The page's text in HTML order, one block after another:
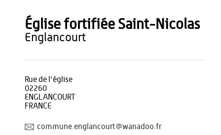
OT du Pays de Thiérache
Église fortifiée Saint-Nicolas
englancourt
Rue de l'église
02260
ENGLANCOURT
FRANCE
commune.englancourt@wanadoo.fr